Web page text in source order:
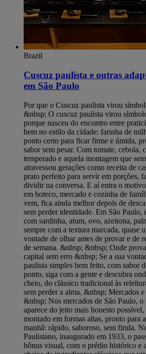
Brazil
Cuscuz paulista e outras
em São Paulo
Por que o Cuscuz paulista virou
&nbsp; O cuscuz paulista virou
porque nasceu do encontro entre
bem no estilo da cidade: farinha de
ponto certo para ficar firme e úmida,
sabor sem pesar. Com tomate, cebola,
temperado e aquela montagem que
atravessou gerações como receita de
prato perfeito para servir em porções,
dividir na conversa. E aí entra o
em boteco, mercado e cozinha de
vem, fica ainda melhor depois de
sem perder identidade. Em São Paulo,
com sardinha, atum, ovo, azeitona,
sempre com a textura marcada, quase
vontade de olhar antes de provar e de
de semana. &nbsp; &nbsp; Onde
capital sem erro &nbsp; Se a sua
paulista simples bem feito, com sabor
ponto, siga com a gente e descubra
cheio, do clássico tradicional às
sem perder a alma. &nbsp; Mercados
&nbsp; Nos mercados de São Paulo, o
aparece do jeito mais honesto
montado em formas altas, pronto para
manhã: rápido, saboroso, sem firula.
Paulistano, inaugurado em 1933, o
bônus visual, com o prédio histórico e